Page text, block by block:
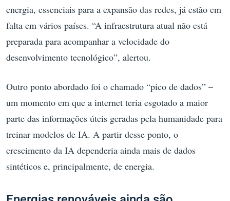
energia, essenciais para a expansão das redes, já estão em
falta em vários países. “A infraestrutura atual não está
preparada para acompanhar a velocidade do
desenvolvimento tecnológico”, alertou.
Outro ponto abordado foi o chamado “pico de dados” –
um momento em que a internet teria esgotado a maior
parte das informações úteis geradas pela humanidade para
treinar modelos de IA. A partir desse ponto, o
crescimento da IA dependeria ainda mais de dados
sintéticos e, principalmente, de energia.